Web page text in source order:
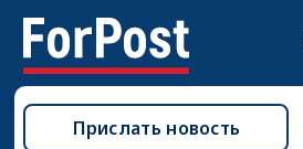
Прислать новость